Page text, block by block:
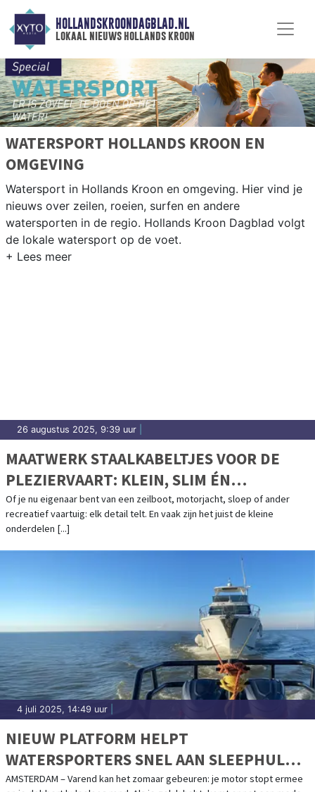
HOLLANDSKROONDAGBLAD.NL
lokaal nieuws hollands kroon
WATERSPORT HOLLANDS KROON EN
OMGEVING
Watersport in Hollands Kroon en omgeving. Hier vind je
nieuws over zeilen, roeien, surfen en andere
watersporten in de regio. Hollands Kroon Dagblad volgt
de lokale watersport op de voet.
26 augustus 2025, 9:39 uur
MAATWERK STAALKABELTJES VOOR DE
PLEZIERVAART: KLEIN, SLIM ÉN
OERSTERK
Of je nu eigenaar bent van een zeilboot, motorjacht, sloep of ander
recreatief vaartuig: elk detail telt. En vaak zijn het juist de kleine
onderdelen [...]
4 juli 2025, 14:49 uur
NIEUW PLATFORM HELPT
WATERSPORTERS SNEL AAN SLEEPHULP:
SLEPENDOENWESAMEN.NL LIVE
AMSTERDAM – Varend kan het zomaar gebeuren: je motor stopt ermee